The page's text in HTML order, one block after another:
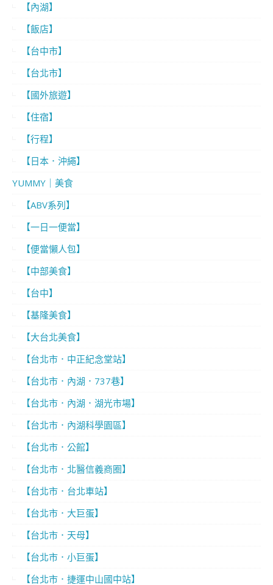
【內湖】
【飯店】
【台中市】
【台北市】
【國外旅遊】
【住宿】
【行程】
【日本．沖繩】
YUMMY｜美食
【ABV系列】
【一日一便當】
【便當懶人包】
【中部美食】
【台中】
【基隆美食】
【大台北美食】
【台北市．中正紀念堂站】
【台北市．內湖．737巷】
【台北市．內湖．湖光市場】
【台北市．內湖科學園區】
【台北市．公館】
【台北市．北醫信義商圈】
【台北市．台北車站】
【台北市．大巨蛋】
【台北市．天母】
【台北市．小巨蛋】
【台北市．捷運中山國中站】